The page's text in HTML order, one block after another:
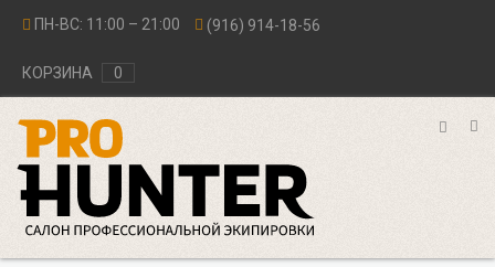
ПН-ВС: 11:00 – 21:00 (916) 914-18-56
КОРЗИНА 0